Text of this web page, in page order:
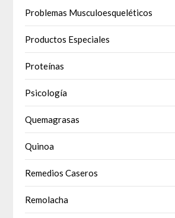
Problemas Musculoesqueléticos
Productos Especiales
Proteínas
Psicología
Quemagrasas
Quinoa
Remedios Caseros
Remolacha